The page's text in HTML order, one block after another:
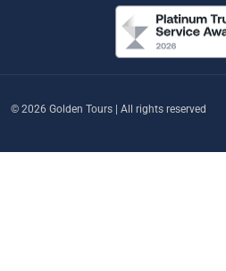
© 2026 Golden Tours | All rights reserved